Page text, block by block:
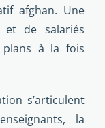
afghan. Une
et de salariés
à la fois
s’articulent
la